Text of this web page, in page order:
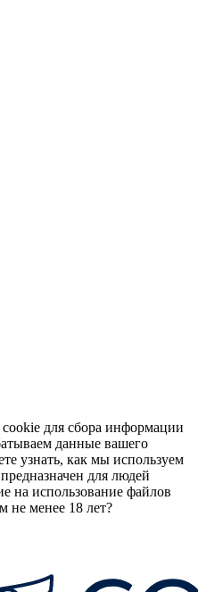
для сбора информации
данные вашего
узнать, как мы используем
для людей
на использование файлов
не менее 18 лет?